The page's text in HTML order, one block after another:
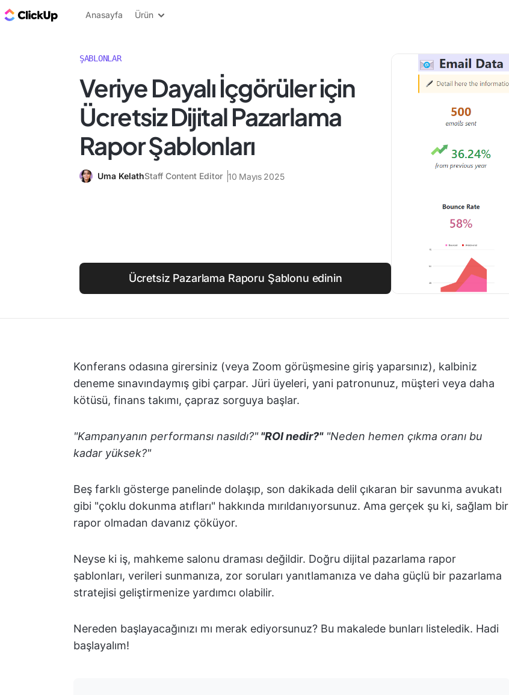
ClickUp Blog
Anasayfa Ürün
ŞABLONLAR
Veriye Dayalı İçgörüler için
Ücretsiz Dijital Pazarlama
Rapor Şablonları
Uma KelathStaff Content Editor 10 Mayıs 2025
Ücretsiz Pazarlama Raporu Şablonu edinin
Konferans odasına girersiniz (veya Zoom görüşmesine giriş yaparsınız), kalbiniz
deneme sınavındaymış gibi çarpar. Jüri üyeleri, yani patronunuz, müşteri veya daha
kötüsü, finans takımı, çapraz sorguya başlar.
"Kampanyanın performansı nasıldı?""ROI nedir?""Neden hemen çıkma oranı bu
kadar yüksek?"
Beş farklı gösterge panelinde dolaşıp, son dakikada delil çıkaran bir savunma avukatı
gibi "çoklu dokunma atıfları" hakkında mırıldanıyorsunuz. Ama gerçek şu ki, sağlam bir
rapor olmadan davanız çöküyor.
Neyse ki iş, mahkeme salonu draması değildir. Doğru dijital pazarlama rapor
şablonları, verileri sunmanıza, zor soruları yanıtlamanıza ve daha güçlü bir pazarlama
stratejisi geliştirmenize yardımcı olabilir.
Nereden başlayacağınızı mı merak ediyorsunuz? Bu makalede bunları listeledik. Hadi
başlayalım!